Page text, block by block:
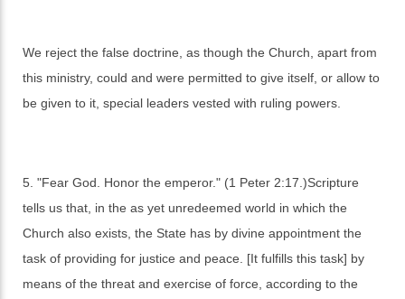
We reject the false doctrine, as though the Church, apart from
this ministry, could and were permitted to give itself, or allow to
be given to it, special leaders vested with ruling powers.
5. "Fear God. Honor the emperor." (1 Peter 2:17.)Scripture
tells us that, in the as yet unredeemed world in which the
Church also exists, the State has by divine appointment the
task of providing for justice and peace. [It fulfills this task] by
means of the threat and exercise of force, according to the